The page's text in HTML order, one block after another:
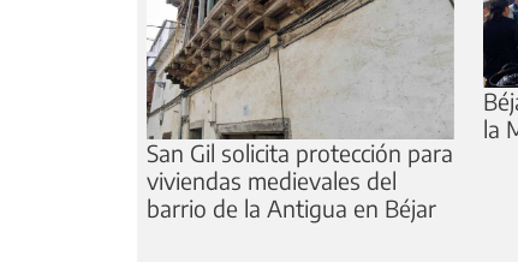
San Gil solicita protección para
viviendas medievales del
barrio de la Antigua en Béjar
la